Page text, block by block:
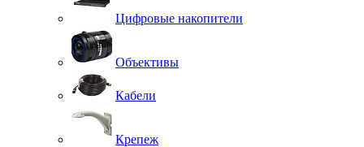
Цифровые накопители
Объективы
Кабели
Крепеж